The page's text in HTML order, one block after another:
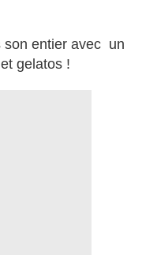
son entier avec un
gelatos !